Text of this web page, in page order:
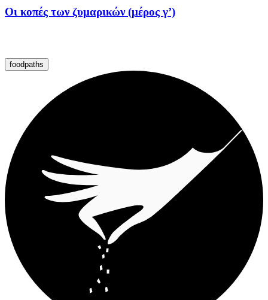
Οι κοπές των ζυμαρικών (μέρος γ’)
foodpaths